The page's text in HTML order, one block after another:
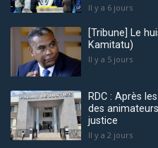
Il y a 6 jours
[Tribune] Le
Kamitatu)
Il y a 5 jours
RDC : Après
des
justice
Il y a 2 jours